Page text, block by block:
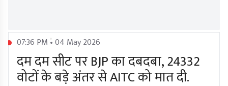
07:36 PM • 04 May 2026
दम दम सीट पर BJP का दबदबा, 24332
वोटों के बड़े अंतर से AITC को मात दी.